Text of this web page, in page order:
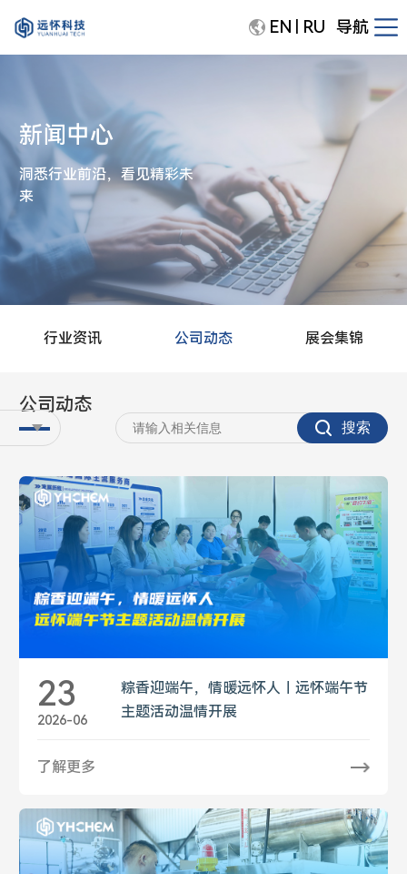
EN RU 导航
新闻中心
洞悉行业前沿，看见精彩未
来
行业资讯 公司动态 展会集锦
公司动态
23
2026-06
粽香迎端午，情暖远怀人｜远怀端午节
主题活动温情开展
了解更多